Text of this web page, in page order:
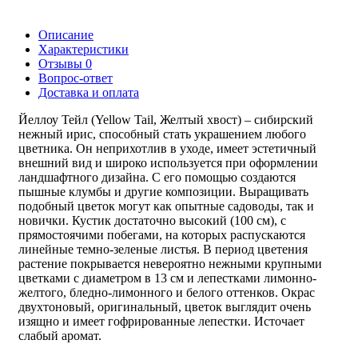
Описание
Характеристики
Отзывы 0
Вопрос-ответ
Доставка и оплата
Йеллоу Тейл (Yellow Tail, Желтый хвост) – сибирский
нежный ирис, способный стать украшением любого
цветника. Он неприхотлив в уходе, имеет эстетичный
внешний вид и широко используется при оформлении
ландшафтного дизайна. С его помощью создаются
пышные клумбы и другие композиции. Выращивать
подобный цветок могут как опытные садоводы, так и
новички. Кустик достаточно высокий (100 см), с
прямостоячими побегами, на которых распускаются
линейные темно-зеленые листья. В период цветения
растение покрывается невероятно нежными крупными
цветками с диаметром в 13 см и лепестками лимонно-
желтого, бледно-лимонного и белого оттенков. Окрас
двухтоновый, оригинальный, цветок выглядит очень
изящно и имеет гофрированные лепестки. Источает
слабый аромат.